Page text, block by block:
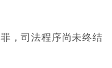
，司法程序尚未终结